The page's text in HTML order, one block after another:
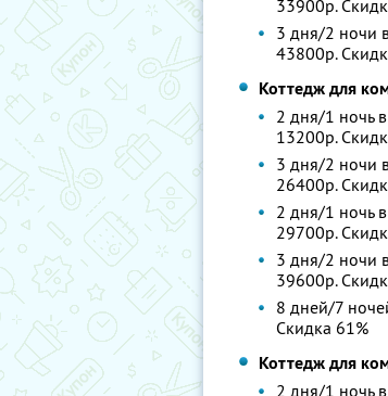
33900р.
3 дня/2 ночи
43800р.
Коттедж для
2 дня/1 ночь
13200р.
3 дня/2 ночи
26400р.
2 дня/1 ночь
29700р.
3 дня/2 ночи
39600р.
8 дней/7
Скидка 61%
Коттедж для
2 дня/1 ночь